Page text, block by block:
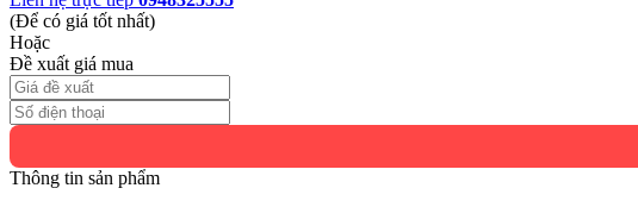
(Để có giá tốt nhất)
Hoặc
Đề xuất giá mua
Thông tin sản phẩm